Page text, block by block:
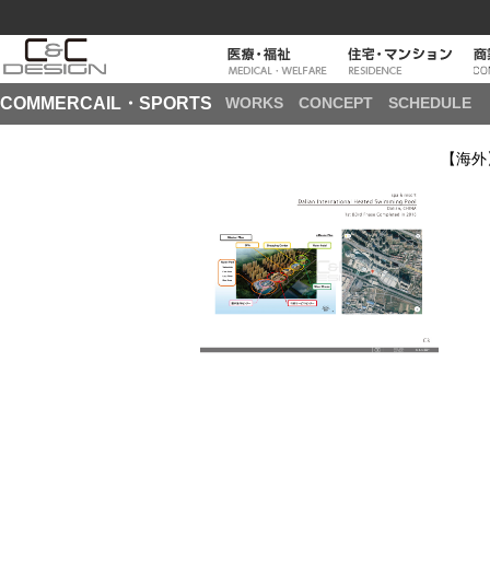
COMMERCAIL・SPORTS WORKS CONCEPT SCHEDULE
【海